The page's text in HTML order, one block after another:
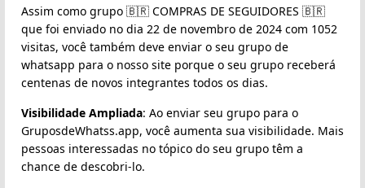
Assim como grupo 🇧🇷 COMPRAS DE SEGUIDORES 🇧🇷
que foi enviado no dia 22 de novembro de 2024 com 1052
visitas, você também deve enviar o seu grupo de
whatsapp para o nosso site porque o seu grupo receberá
centenas de novos integrantes todos os dias.
Visibilidade Ampliada: Ao enviar seu grupo para o
GruposdeWhatss.app, você aumenta sua visibilidade. Mais
pessoas interessadas no tópico do seu grupo têm a
chance de descobri-lo.